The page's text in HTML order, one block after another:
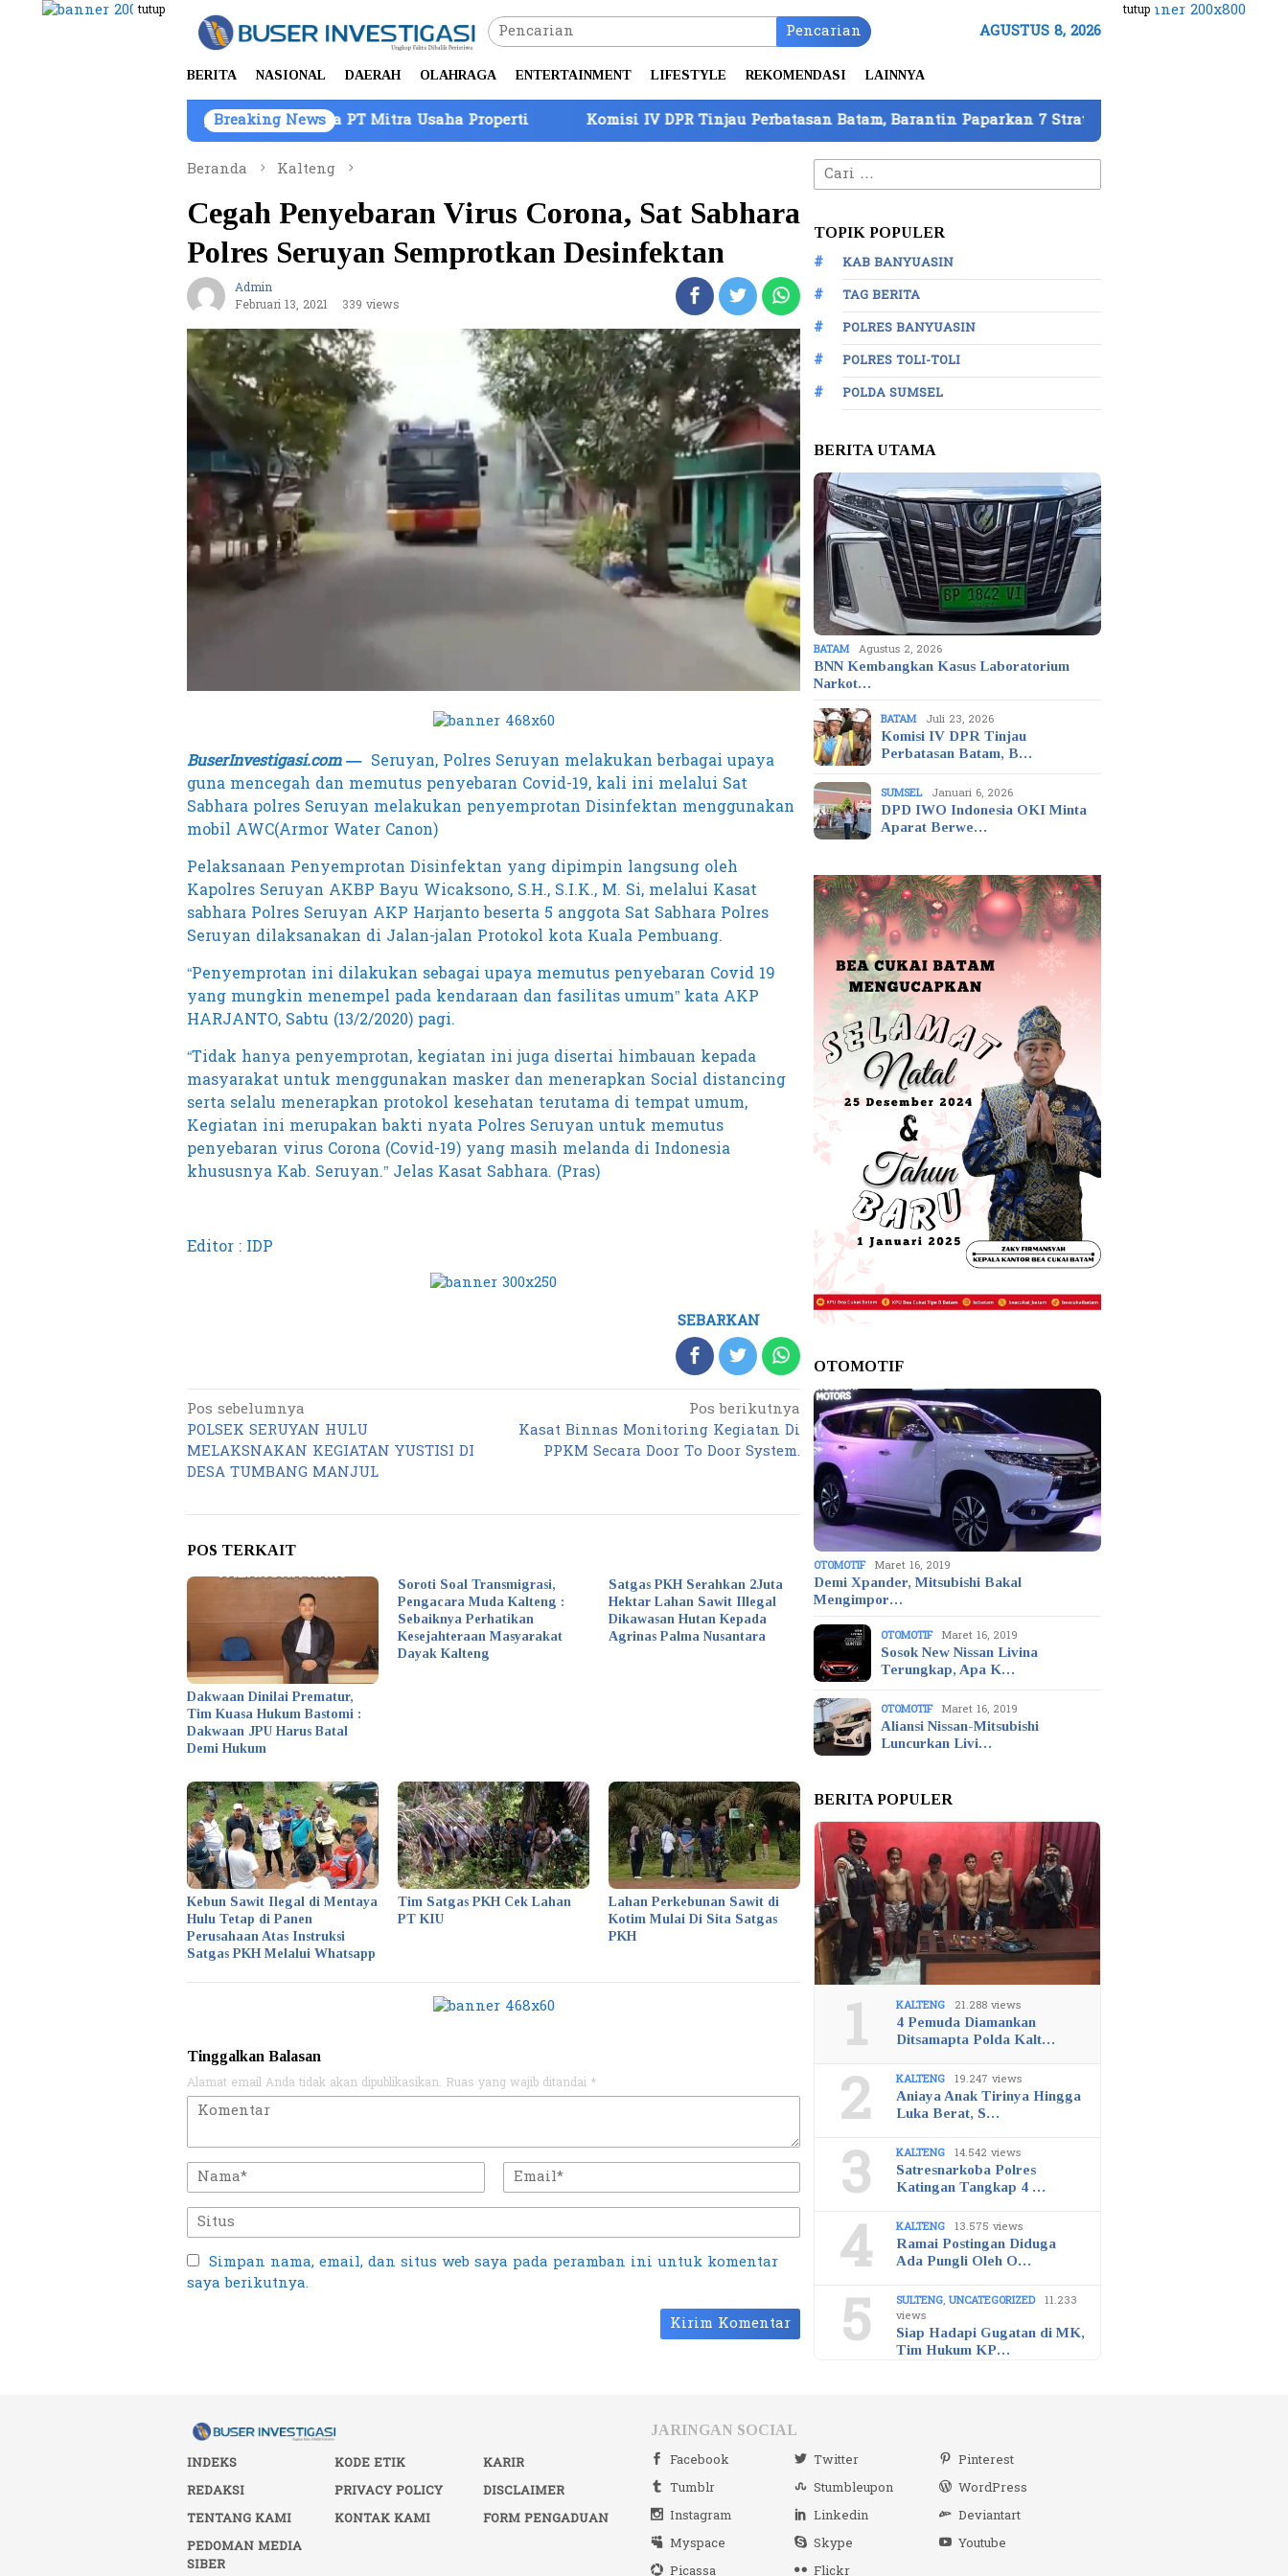
Loncat
tutup tutup
Pencarian AGUSTUS 8, 2026
BERITA NASIONAL DAERAH OLAHRAGA ENTERTAINMENT LIFESTYLE REKOMENDASI LAINNYA
Breaking News
Barang Bukti Atas Nama PT Mitra Usaha Properti Komisi IV DPR Tinjau Perbatasan Batam, Barantin Paparkan 7 Strategi Perkuat Pengawasan
Beranda
Kalteng
Cegah Penyebaran Virus Corona, Sat Sabhara
Polres Seruyan Semprotkan Desinfektan
Admin
Februari 13, 2021
339 views
BuserInvestigasi.com — Seruyan, Polres Seruyan melakukan berbagai upaya
guna mencegah dan memutus penyebaran Covid-19, kali ini melalui Sat
Sabhara polres Seruyan melakukan penyemprotan Disinfektan menggunakan
mobil AWC(Armor Water Canon)
Pelaksanaan Penyemprotan Disinfektan yang dipimpin langsung oleh
Kapolres Seruyan AKBP Bayu Wicaksono, S.H., S.I.K., M. Si, melalui Kasat
sabhara Polres Seruyan AKP Harjanto beserta 5 anggota Sat Sabhara Polres
Seruyan dilaksanakan di Jalan-jalan Protokol kota Kuala Pembuang.
“Penyemprotan ini dilakukan sebagai upaya memutus penyebaran Covid 19
yang mungkin menempel pada kendaraan dan fasilitas umum” kata AKP
HARJANTO, Sabtu (13/2/2020) pagi.
“Tidak hanya penyemprotan, kegiatan ini juga disertai himbauan kepada
masyarakat untuk menggunakan masker dan menerapkan Social distancing
serta selalu menerapkan protokol kesehatan terutama di tempat umum,
Kegiatan ini merupakan bakti nyata Polres Seruyan untuk memutus
penyebaran virus Corona (Covid-19) yang masih melanda di Indonesia
khususnya Kab. Seruyan.” Jelas Kasat Sabhara. (Pras)
Editor : IDP
SEBARKAN
Navigasi
pos
Pos sebelumnya
POLSEK SERUYAN HULU
MELAKSNAKAN KEGIATAN YUSTISI DI
DESA TUMBANG MANJUL
Pos berikutnya
Kasat Binnas Monitoring Kegiatan Di
PPKM Secara Door To Door System.
POS TERKAIT
Dakwaan Dinilai Prematur,
Tim Kuasa Hukum Bastomi :
Dakwaan JPU Harus Batal
Demi Hukum
Soroti Soal Transmigrasi,
Pengacara Muda Kalteng :
Sebaiknya Perhatikan
Kesejahteraan Masyarakat
Dayak Kalteng
Satgas PKH Serahkan 2Juta
Hektar Lahan Sawit Illegal
Dikawasan Hutan Kepada
Agrinas Palma Nusantara
Kebun Sawit Ilegal di Mentaya
Hulu Tetap di Panen
Perusahaan Atas Instruksi
Satgas PKH Melalui Whatsapp
Tim Satgas PKH Cek Lahan
PT KIU
Lahan Perkebunan Sawit di
Kotim Mulai Di Sita Satgas
PKH
Tinggalkan Balasan
Alamat email Anda tidak akan dipublikasikan. Ruas yang wajib ditandai *
Simpan nama, email, dan situs web saya pada peramban ini untuk komentar
saya berikutnya.
Cari
untuk:
TOPIK POPULER
KAB BANYUASIN
TAG BERITA
POLRES BANYUASIN
POLRES TOLI-TOLI
POLDA SUMSEL
BERITA UTAMA
BATAM Agustus 2, 2026
BNN Kembangkan Kasus Laboratorium
Narkot…
BATAM Juli 23, 2026
Komisi IV DPR Tinjau
Perbatasan Batam, B…
SUMSEL Januari 6, 2026
DPD IWO Indonesia OKI Minta
Aparat Berwe…
OTOMOTIF
OTOMOTIF Maret 16, 2019
Demi Xpander, Mitsubishi Bakal
Mengimpor…
OTOMOTIF Maret 16, 2019
Sosok New Nissan Livina
Terungkap, Apa K…
OTOMOTIF Maret 16, 2019
Aliansi Nissan-Mitsubishi
Luncurkan Livi…
BERITA POPULER
1 KALTENG 21.288 views
4 Pemuda Diamankan
Ditsamapta Polda Kalt…
2 KALTENG 19.247 views
Aniaya Anak Tirinya Hingga
Luka Berat, S…
3 KALTENG 14.542 views
Satresnarkoba Polres
Katingan Tangkap 4 …
4 KALTENG 13.575 views
Ramai Postingan Diduga
Ada Pungli Oleh O…
5 SULTENG,UNCATEGORIZED 11.233
views
Siap Hadapi Gugatan di MK,
Tim Hukum KP…
INDEKS KODE ETIK
KARIR
REDAKSI
PRIVACY POLICY
DISCLAIMER
TENTANG KAMI
KONTAK KAMI
FORM PENGADUAN
PEDOMAN MEDIA
SIBER
JARINGAN SOCIAL
Facebook Twitter
Pinterest
Tumblr
Stumbleupon
WordPress
Instagram
Linkedin
Deviantart
Myspace
Skype
Youtube
Picassa
Flickr